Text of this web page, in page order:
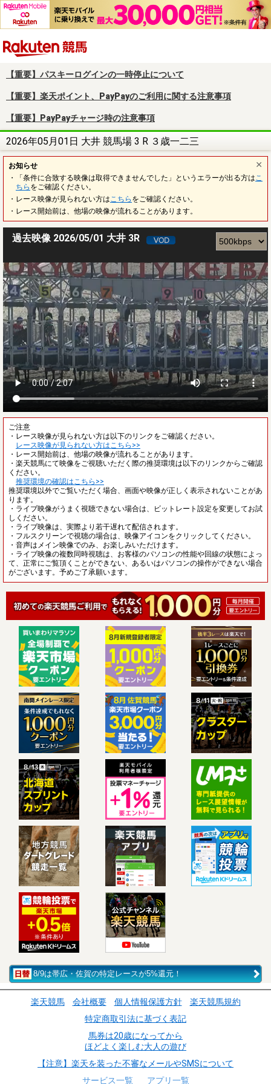
【重要】パスキーログインの一時停止について
【重要】楽天ポイント、PayPayのご利用に関する注意事項
【重要】PayPayチャージ時の注意事項
2026年05月01日 大井 競馬場 3 R ３歳一二三
お知らせ
・「条件に合致する映像は取得できませんでした」というエラーが出る方は こ
ちら をご確認ください。
・レース映像が見られない方は こちら をご確認ください。
・レース開始前は、他場の映像が流れることがあります。
過去映像 2026/05/01 大井 3R
ご注意
・レース映像が見られない方は以下のリンクをご確認ください。
レース映像が見られない方はこちら>>
・レース開始前は、他場の映像が流れることがあります。
・楽天競馬にて映像をご視聴いただく際の推奨環境は以下のリンクからご確認
ください。
推奨環境の確認はこちら>>
推奨環境以外でご覧いただく場合、画面や映像が正しく表示されないことがあ
ります。
・ライブ映像がうまく視聴できない場合は、ビットレート設定を変更してお試
しください。
・ライブ映像は、実際より若干遅れて配信されます。
・フルスクリーンで視聴の場合は、映像アイコンをクリックしてください。
・音声はメイン映像でのみ、お楽しみいただけます。
・ライブ映像の複数同時視聴は、お客様のパソコンの性能や回線の状態によっ
て、正常にご覧頂くことができない、あるいはパソコンの操作ができない場合
がございます。予めご了承願います。
8/9は帯広・佐賀の特定レースが5%還元！
楽天競馬 会社概要 個人情報保護方針
楽天競馬規約
特定商取引法に基づく表記
馬券は20歳になってから
ほどよく楽しむ大人の遊び
【注意】楽天を装った不審なメールやSMSについて
サービス一覧
アプリ一覧